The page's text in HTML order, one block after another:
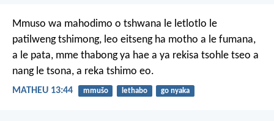
Mmuso wa mahodimo o tshwana le letlotlo le
patilweng tshimong, leo eitseng ha motho a le fumana,
a le pata, mme thabong ya hae a ya rekisa tsohle tseo a
nang le tsona, a reka tshimo eo.
MATHEU 13:44 mmušo lethabo go nyaka